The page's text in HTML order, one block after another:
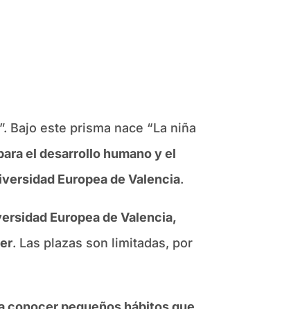
”. Bajo este prisma nace “La niña
el desarrollo humano y el
Europea de Valencia.
Europea de Valencia,
. Las plazas son limitadas, por